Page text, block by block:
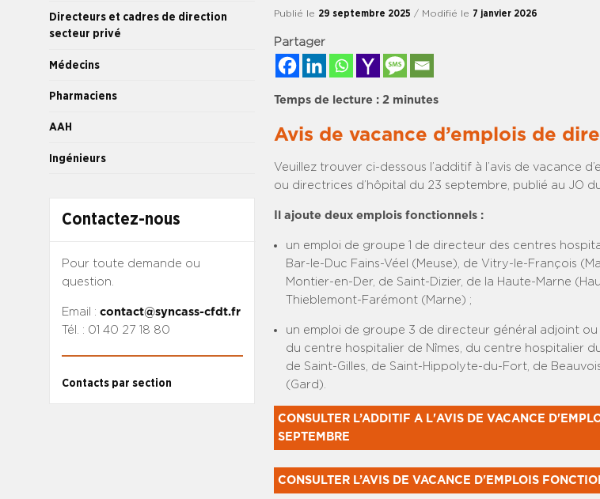
Directeurs et cadres de direction
secteur privé
Médecins
Pharmaciens
AAH
Ingénieurs
Contactez-nous
Pour toute demande ou
question.
Email : contact@syncass-cfdt.fr
Tél. : 01 40 27 18 80
Contacts par section
Publié le 29 septembre 2025 / Modifié le 7 janvier 2026
Partager
Temps de lecture : 2 minutes
Avis de vacance d’emplois de
Veuillez trouver ci-dessous l’additif à l’avis de vacance
ou directrices d’hôpital du 23 septembre, publié au JO
Il ajoute deux emplois fonctionnels :
un emploi de groupe 1 de directeur des centres
Bar-le-Duc Fains-Véel (Meuse), de Vitry-le-François
Montier-en-Der, de Saint-Dizier, de la Haute-Marne
Thieblemont-Farémont (Marne) ;
un emploi de groupe 3 de directeur général adjoint
du centre hospitalier de Nîmes, du centre hospitalier
de Saint-Gilles, de Saint-Hippolyte-du-Fort, de
(Gard).
CONSULTER L’ADDITIF A L'AVIS DE VACANCE
SEPTEMBRE
CONSULTER L’AVIS DE VACANCE D'EMPLOIS